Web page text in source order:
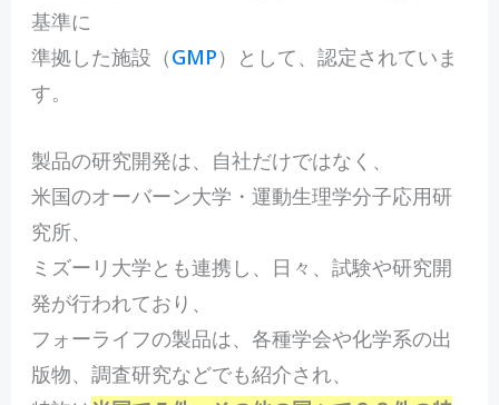
基準に
準拠した施設（GMP）として、認定されていま
す。
製品の研究開発は、自社だけではなく、
米国のオーバーン大学・運動生理学分子応用研
究所、
ミズーリ大学とも連携し、日々、試験や研究開
発が行われており、
フォーライフの製品は、各種学会や化学系の出
版物、調査研究などでも紹介され、